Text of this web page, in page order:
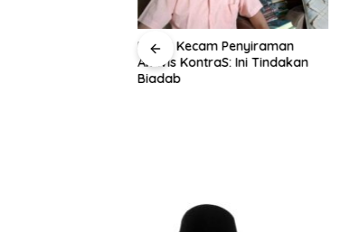
LP3ES Kecam Penyiraman
Aktivis KontraS: Ini Tindakan
Biadab